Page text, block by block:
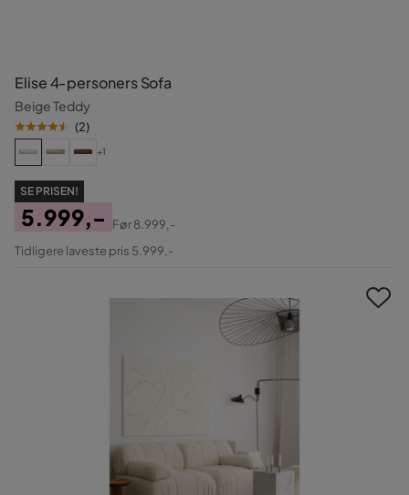
Elise 4-personers Sofa
Beige Teddy
(2)
+1
SE PRISEN!
Pris
5.999,-
Original
Før8.999,-
Tidligere laveste pris 5.999,-